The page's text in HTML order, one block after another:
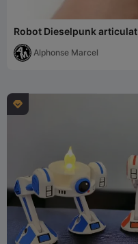
Robot Dieselpunk articulat
Alphonse Marcel
